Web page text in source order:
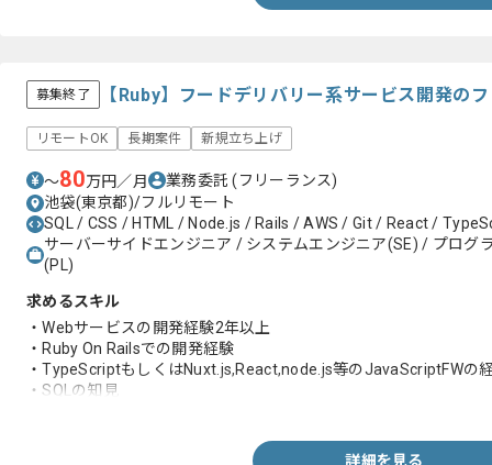
募集終了 【Ruby】フードデリバリー系サービス開発の
リモートOK 長期案件 新規立ち上げ
〜80万円／月 業務委託(フリーランス)
池袋(東京都)/フルリモート
SQL / CSS / HTML / Node.js / Rails / AWS / Git / React /
サーバーサイドエンジニア / システムエンジニア(SE) / プログ
(PL)
求めるスキル
・Webサービスの開発経験2年以上
・Ruby On Railsでの開発経験
・TypeScriptもしくはNuxt.js,React,node.js等のJavaScriptFWの
・SQLの知見
詳細を見る